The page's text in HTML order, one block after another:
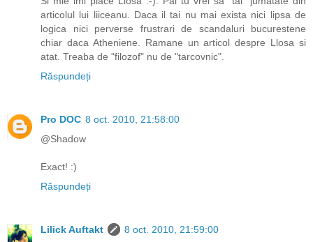
articolul lui liiceanu. Daca il tai nu mai exista nici lipsa de
logica nici perverse frustrari de scandaluri bucurestene
chiar daca Atheniene. Ramane un articol despre Llosa si
atat. Treaba de "filozof" nu de "tarcovnic".
Răspundeți
Pro DOC 8 oct. 2010, 21:58:00
@Shadow
Exact! :)
Răspundeți
Lilick Auftakt
8 oct. 2010, 21:59:00